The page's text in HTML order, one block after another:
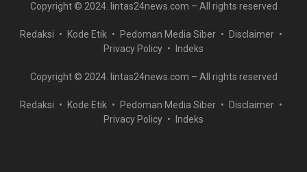
Copyright © 2024. lintas24news.com – All rights reserved
Redaksi Kode Etik Pedoman Media Siber
Disclaimer
Privacy Policy
Indeks
Copyright © 2024. lintas24news.com – All rights reserved
Redaksi Kode Etik Pedoman Media Siber
Disclaimer
Privacy Policy
Indeks